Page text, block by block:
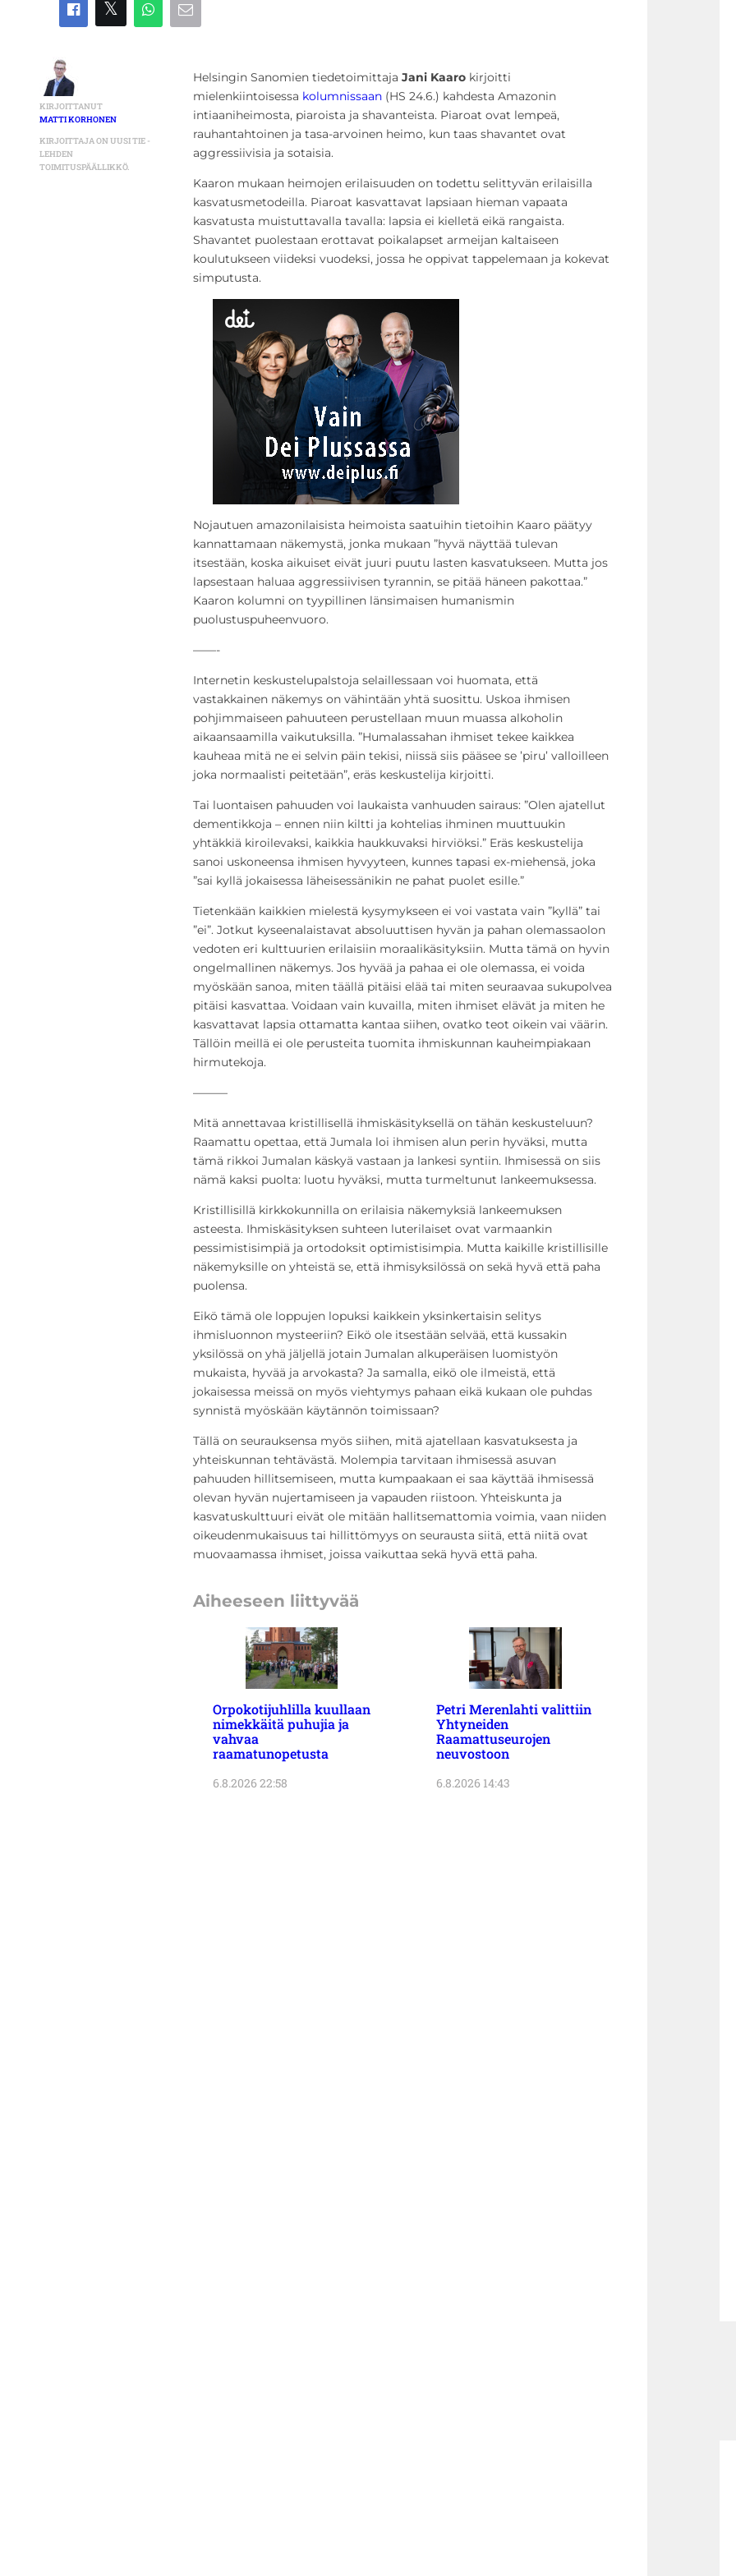
KIRJOITTANUT
MATTI KORHONEN
KIRJOITTAJA ON UUSI TIE -
LEHDEN
TOIMITUSPÄÄLLIKKÖ.
Helsingin Sanomien tiedetoimittaja Jani Kaarokirjoitti
mielenkiintoisessa kolumnissaan (HS 24.6.) kahdesta Amazonin
intiaaniheimosta, piaroista ja shavanteista. Piaroat ovat lempeä,
rauhantahtoinen ja tasa-arvoinen heimo, kun taas shavantet ovat
aggressiivisia ja sotaisia.
Kaaron mukaan heimojen erilaisuuden on todettu selittyvän erilaisilla
kasvatusmetodeilla. Piaroat kasvattavat lapsiaan hieman vapaata
kasvatusta muistuttavalla tavalla: lapsia ei kielletä eikä rangaista.
Shavantet puolestaan erottavat poikalapset armeijan kaltaiseen
koulutukseen viideksi vuodeksi, jossa he oppivat tappelemaan ja kokevat
simputusta.
Nojautuen amazonilaisista heimoista saatuihin tietoihin Kaaro päätyy
kannattamaan näkemystä, jonka mukaan ”hyvä näyttää tulevan
itsestään, koska aikuiset eivät juuri puutu lasten kasvatukseen. Mutta jos
lapsestaan haluaa aggressiivisen tyrannin, se pitää häneen pakottaa.”
Kaaron kolumni on tyypillinen länsimaisen humanismin
puolustuspuheenvuoro.
——-
Internetin keskustelupalstoja selaillessaan voi huomata, että
vastakkainen näkemys on vähintään yhtä suosittu. Uskoa ihmisen
pohjimmaiseen pahuuteen perustellaan muun muassa alkoholin
aikaansaamilla vaikutuksilla. ”Humalassahan ihmiset tekee kaikkea
kauheaa mitä ne ei selvin päin tekisi, niissä siis pääsee se ’piru’ valloilleen
joka normaalisti peitetään”, eräs keskustelija kirjoitti.
Tai luontaisen pahuuden voi laukaista vanhuuden sairaus: ”Olen ajatellut
dementikkoja – ennen niin kiltti ja kohtelias ihminen muuttuukin
yhtäkkiä kiroilevaksi, kaikkia haukkuvaksi hirviöksi.” Eräs keskustelija
sanoi uskoneensa ihmisen hyvyyteen, kunnes tapasi ex-miehensä, joka
”sai kyllä jokaisessa läheisessänikin ne pahat puolet esille.”
Tietenkään kaikkien mielestä kysymykseen ei voi vastata vain ”kyllä” tai
”ei”. Jotkut kyseenalaistavat absoluuttisen hyvän ja pahan olemassaolon
vedoten eri kulttuurien erilaisiin moraalikäsityksiin. Mutta tämä on hyvin
ongelmallinen näkemys. Jos hyvää ja pahaa ei ole olemassa, ei voida
myöskään sanoa, miten täällä pitäisi elää tai miten seuraavaa sukupolvea
pitäisi kasvattaa. Voidaan vain kuvailla, miten ihmiset elävät ja miten he
kasvattavat lapsia ottamatta kantaa siihen, ovatko teot oikein vai väärin.
Tällöin meillä ei ole perusteita tuomita ihmiskunnan kauheimpiakaan
hirmutekoja.
———
Mitä annettavaa kristillisellä ihmiskäsityksellä on tähän keskusteluun?
Raamattu opettaa, että Jumala loi ihmisen alun perin hyväksi, mutta
tämä rikkoi Jumalan käskyä vastaan ja lankesi syntiin. Ihmisessä on siis
nämä kaksi puolta: luotu hyväksi, mutta turmeltunut lankeemuksessa.
Kristillisillä kirkkokunnilla on erilaisia näkemyksiä lankeemuksen
asteesta. Ihmiskäsityksen suhteen luterilaiset ovat varmaankin
pessimistisimpiä ja ortodoksit optimistisimpia. Mutta kaikille kristillisille
näkemyksille on yhteistä se, että ihmisyksilössä on sekä hyvä että paha
puolensa.
Eikö tämä ole loppujen lopuksi kaikkein yksinkertaisin selitys
ihmisluonnon mysteeriin? Eikö ole itsestään selvää, että kussakin
yksilössä on yhä jäljellä jotain Jumalan alkuperäisen luomistyön
mukaista, hyvää ja arvokasta? Ja samalla, eikö ole ilmeistä, että
jokaisessa meissä on myös viehtymys pahaan eikä kukaan ole puhdas
synnistä myöskään käytännön toimissaan?
Tällä on seurauksensa myös siihen, mitä ajatellaan kasvatuksesta ja
yhteiskunnan tehtävästä. Molempia tarvitaan ihmisessä asuvan
pahuuden hillitsemiseen, mutta kumpaakaan ei saa käyttää ihmisessä
olevan hyvän nujertamiseen ja vapauden riistoon. Yhteiskunta ja
kasvatuskulttuuri eivät ole mitään hallitsemattomia voimia, vaan niiden
oikeudenmukaisuus tai hillittömyys on seurausta siitä, että niitä ovat
muovaamassa ihmiset, joissa vaikuttaa sekä hyvä että paha.
Aiheeseen liittyvää
Orpokotijuhlilla kuullaan
nimekkäitä puhujia ja
vahvaa
raamatunopetusta
6.8.2026 22:58
Petri Merenlahti valittiin
Yhtyneiden
Raamattuseurojen
neuvostoon
6.8.2026 14:43